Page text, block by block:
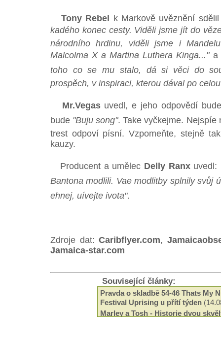
Tony Rebel
k Markově uvěznění
kadého konec cesty. Viděli jsme jít do
národního hrdinu, viděli jsme i
Malcolma X a Martina Luthera Kinga..."a
toho co se mu stalo, dá si věci do
prospěch, v inspiraci, kterou dával po
Mr.Vegasuvedl, e jeho odpovědí
bude "Buju song". Take vyčkejme.
trest odpoví písní. Vzpomeňte, stejně
kauzy.
Producent a umělec Delly Ranxuvedl:
Bantona modlili. Vae modlitby splnily svůj
ehnej, uívejte ivota".
Zdroje dat: Caribflyer.com,
Jamaica-star.com
Související články:
Pravda o skladbě 54-46 Thats My
Festival Uprising u přítí týden
Marley a Tosh - Historie dvou